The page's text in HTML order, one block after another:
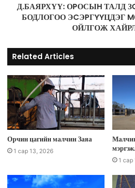
Д.БАЯРХҮҮ: ОPОСЫH ТАЛД
БОДЛОГОО ЭCЭPГYYЦДЭГ
ОЙЛГОЖ
Related Articles
Орчин цагийн малчин Заяа
1 сар 13, 2026
1 сар